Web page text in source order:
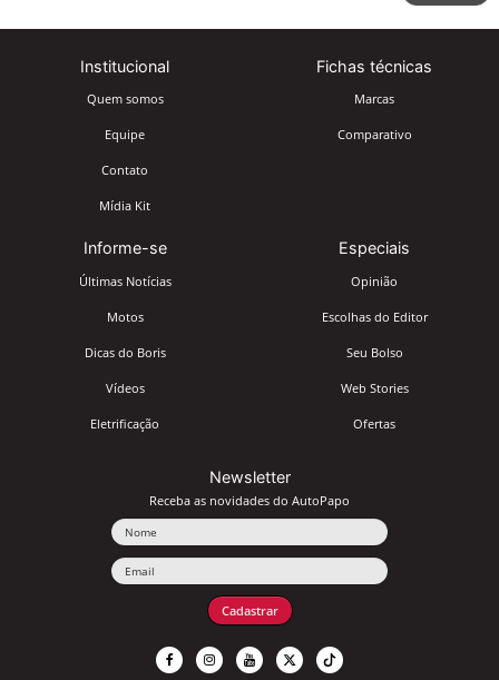
Institucional
Quem somos
Equipe
Contato
Mídia Kit
Fichas técnicas
Marcas
Comparativo
Informe-se
Últimas Notícias
Motos
Dicas do Boris
Vídeos
Eletrificação
Especiais
Opinião
Escolhas do Editor
Seu Bolso
Web Stories
Ofertas
Newsletter
Receba as novidades do AutoPapo
Cadastrar